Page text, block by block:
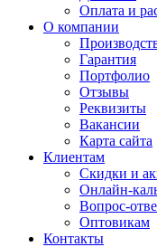
Оплата и
О компании
Гарантия
Портфолио
Отзывы
Реквизиты
Вакансии
Карта сайта
Клиентам
Скидки и
Онлайн-
Вопрос-
Оптовикам
Контакты